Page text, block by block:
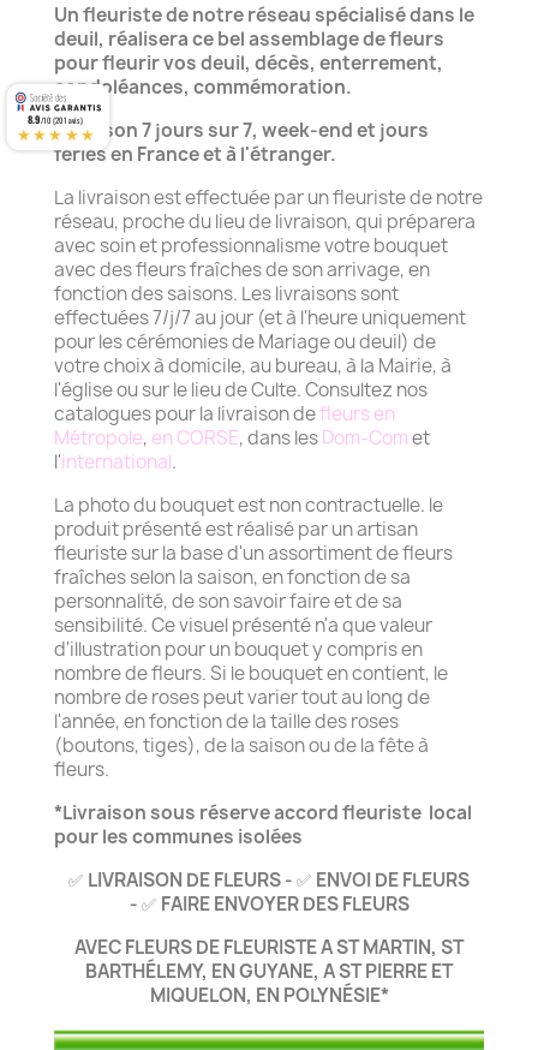
Un fleuriste de notre réseau spécialisé dans le
deuil, réalisera ce bel assemblage de fleurs
pour fleurir vos deuil, décès, enterrement,
condoléances, commémoration.
Livraison 7 jours sur 7, week-end et jours
fériés en France et à l'étranger.
La livraison est effectuée par un fleuriste de notre
réseau, proche du lieu de livraison, qui préparera
avec soin et professionnalisme votre bouquet
avec des fleurs fraîches de son arrivage, en
fonction des saisons. Les livraisons sont
effectuées 7/j/7 au jour (et à l'heure uniquement
pour les cérémonies de Mariage ou deuil) de
votre choix à domicile, au bureau, à la Mairie, à
l'église ou sur le lieu de Culte. Consultez nos
catalogues pour la livraison defleurs en
Métropole, en CORSE, dans lesDom-Comet
l'international.
La photo du bouquet est non contractuelle. le
produit présenté est réalisé par un artisan
fleuriste sur la base d'un assortiment de fleurs
fraîches selon la saison, en fonction de sa
personnalité, de son savoir faire et de sa
sensibilité. Ce visuel présenté n'a que valeur
d'illustration pour un bouquet y compris en
nombre de fleurs. Si le bouquet en contient, le
nombre de roses peut varier tout au long de
l'année, en fonction de la taille des roses
(boutons, tiges), de la saison ou de la fête à
fleurs.
*Livraison sous réserve accord fleuriste local
pour les communes isolées
✅ LIVRAISON DE FLEURS - ✅ ENVOI DE FLEURS
- ✅ FAIRE ENVOYER DES FLEURS
AVEC FLEURS DE FLEURISTE A ST MARTIN, ST
BARTHÉLEMY, EN GUYANE, A ST PIERRE ET
MIQUELON, EN POLYNÉSIE*
8.9/10 (201 avis)
★★★★★